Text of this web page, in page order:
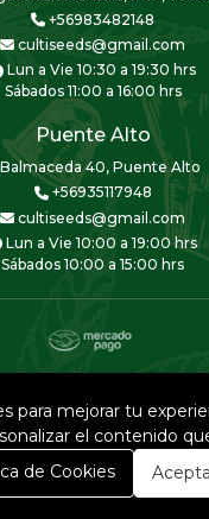
+56983482148
cultiseeds@gmail.com
Lun a Vie 10:30 a 19:30 hrs
Sábados 11:00 a 16:00 hrs
Puente Alto
40, Puente Alto
+56935117948
cultiseeds@gmail.com
Lun a Vie 10:00 a 19:00 hrs
Sábados 10:00 a 15:00 hrs
Creado porBsale
0
para mejorar tu
el contenido
de Cookies